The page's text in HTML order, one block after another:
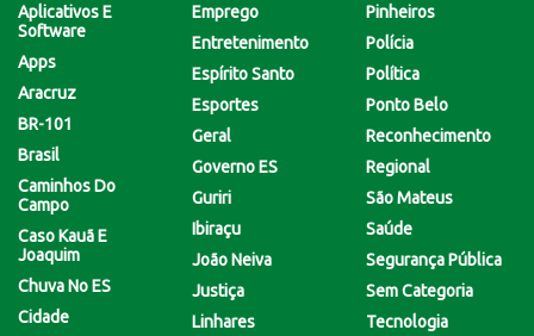
Aplicativos E
Software
Apps
Aracruz
BR-101
Brasil
Caminhos Do
Campo
Caso Kauã E
Joaquim
Chuva No ES
Cidade
Emprego
Entretenimento
Espírito Santo
Esportes
Geral
Governo ES
Guriri
Ibiraçu
João Neiva
Justiça
Linhares
Pinheiros
Polícia
Política
Ponto Belo
Reconhecimento
Regional
São Mateus
Saúde
Segurança Pública
Sem Categoria
Tecnologia